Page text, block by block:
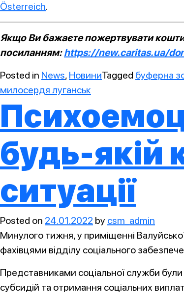
Österreich.
Якщо Ви бажаєте пожертвувати кошти
посиланням:https://new.caritas.ua/
Posted in News, НовиниTagged буферна
милосердя луганськ
будь-якій
ситуації
Posted on 24.01.2022 by csm_admin
Минулого тижня, у приміщенні
фахівцями відділу соціального
Представниками соціальної служби
субсидій та отримання соціальних